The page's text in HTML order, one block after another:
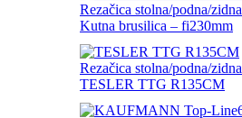
Rezačica stolna/podna/zidna
Kutna brusilica – fi230mm
Rezačica stolna/podna/zidna
TESLER TTG R135CM